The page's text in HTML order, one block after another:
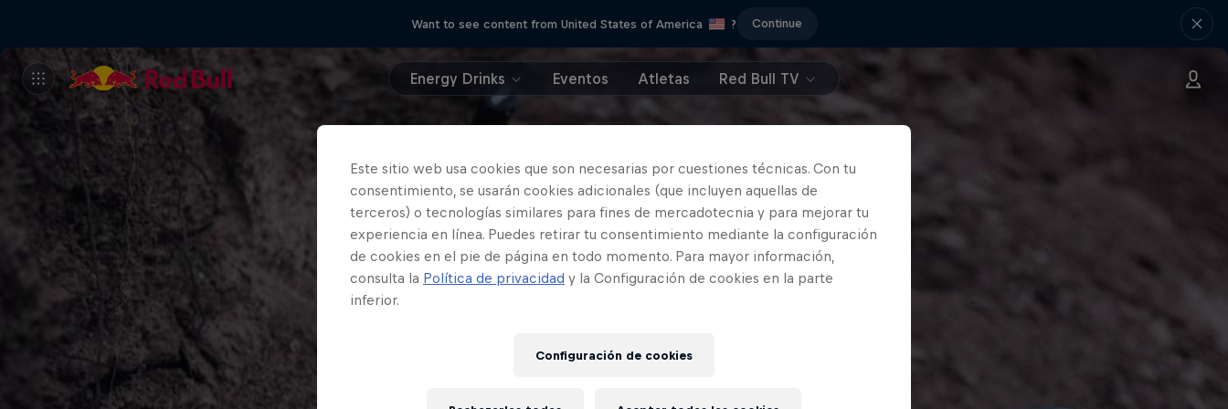
Want to see content from United States of America ? Continue
Energy Drinks Eventos Atletas Red Bull TV
Este sitio web usa cookies que son necesarias por cuestiones técnicas. Con tu
consentimiento, se usarán cookies adicionales (que incluyen aquellas de
terceros) o tecnologías similares para fines de mercadotecnia y para mejorar tu
experiencia en línea. Puedes retirar tu consentimiento mediante la configuración
de cookies en el pie de página en todo momento. Para mayor información,
consulta la Política de privacidad y la Configuración de cookies en la parte
inferior.
Configuración de cookies